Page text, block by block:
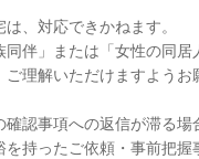
、対応できかねます。
伴」または「女性の同
理解いただけますようお
認事項への返信が滞る
持ったご依頼・事前把握